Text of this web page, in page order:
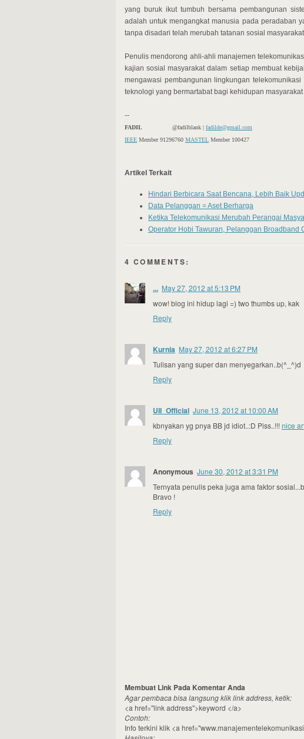
yang buruk ikut tumbuh bersama pembangunan
adalah untuk mengangkat manusia pada peradaban
tanpa disadari telah merubah tatanan sosial
Penulis mendorong ahli-ahli manajemen
kajian sosial masyarakat dalam setiap membuat
mengawasi pembangunan lingkungan
teknologi yang bermartabat bagi kehidupan
--
FADIL @fadilblank | fadilde@gmail.com
IEEE Member 91296760 MASTEL Member 100427
Artikel Terkait
Hindari Berbicara Saat Bencana, Lebih Baik
Data Pelanggan = Aset Berharga
Ketika Telekomunikasi Merubah Perangai
Operator Hobi Tawuran, Pelanggan Broadband
4 COMMENTS:
... May 27, 2012 at 5:13 PM
wow! blog ini hidup lagi =) two thumbs up, kak
Reply
Kurnia May 27, 2012 at 6:27 PM
Tulisan yang super dan menyegarkan..b(^_^)d
Reply
UII_Official June 13, 2012 at 10:00 AM
kbnyakan yg pnya BB jd idiot..:D Piss..!!!nice
Reply
Anonymous June 30, 2012 at 3:31 PM
Ternyata penulis peka juga ama faktor
Bravo !
Reply
Membuat Link Pada Komentar Anda
Agar pembaca bisa langsung klik link address, ketik:
<a href="link address">keyword </a>
Contoh:
Info terkini klik <a